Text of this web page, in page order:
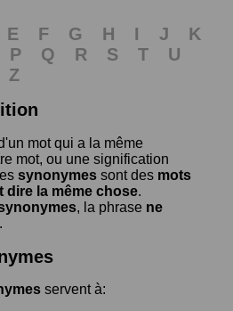
E F G H I J
K
P Q R S T
U
Z
mot qui a la même
mot, ou une signification
synonymes sont des mots
dire la même chose.
, la phrase ne
.
servent à: